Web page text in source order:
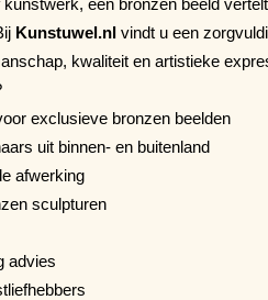
Kunstuwel.nl vindt u een
kwaliteit en artistieke
exclusieve bronzen beelden
uit binnen- en buitenland
afwerking
sculpturen
advies